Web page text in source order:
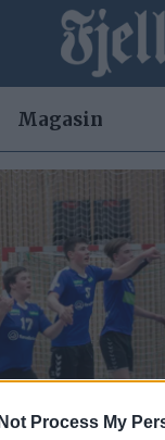
Process My
Magasin